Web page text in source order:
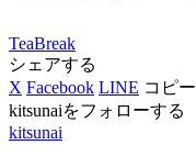
TeaBreak
シェアする
X Facebook LINE コピー
kitsunaiをフォローする
kitsunai